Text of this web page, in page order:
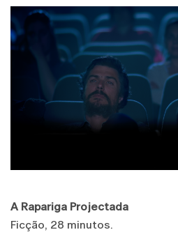
A Rapariga Projectada
Ficção, 28 minutos.